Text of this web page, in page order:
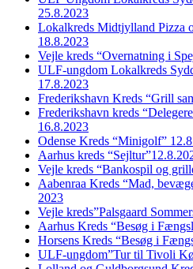
25.8.2023
Lokalkreds Midtjylland Pizza
18.8.2023
Vejle kreds “Overnatning i
ULF-ungdom Lokalkreds
17.8.2023
Frederikshavn Kreds “Grill
Frederikshavn kreds
16.8.2023
Odense Kreds “Minigolf”
Aarhus kreds
Vejle kreds “Bankospil og
Aabenraa Kreds “Mad,
2023
Vejle kreds”Palsgaard
Aarhus Kreds “Besøg i
Horsens Kreds “Besøg i
ULF-ungdom”Tur til Tivoli